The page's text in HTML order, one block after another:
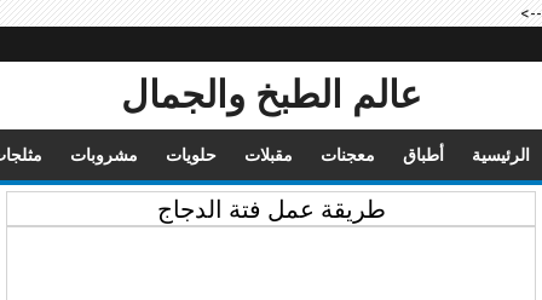
-->
عالم الطبخ والجمال
الرئيسية أطباق معجنات مقبلات حلويات مشروبات
طريقة عمل فتة الدجاج